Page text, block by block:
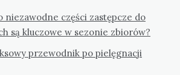
niezawodne części zastępcze do
są kluczowe w sezonie zbiorów?
przewodnik po pielęgnacji